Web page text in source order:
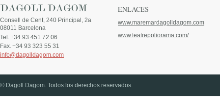
Consell de Cent, 240 Principal, 2a
08011 Barcelona
Tel.+34 93 451 72 06
Fax.+34 93 323 55 31
info@dagolldagom.com
ENLACES
www.maremardagolldagom.com
www.teatrepoliorama.com/
© Dagoll Dagom. Todos los derechos reservados.